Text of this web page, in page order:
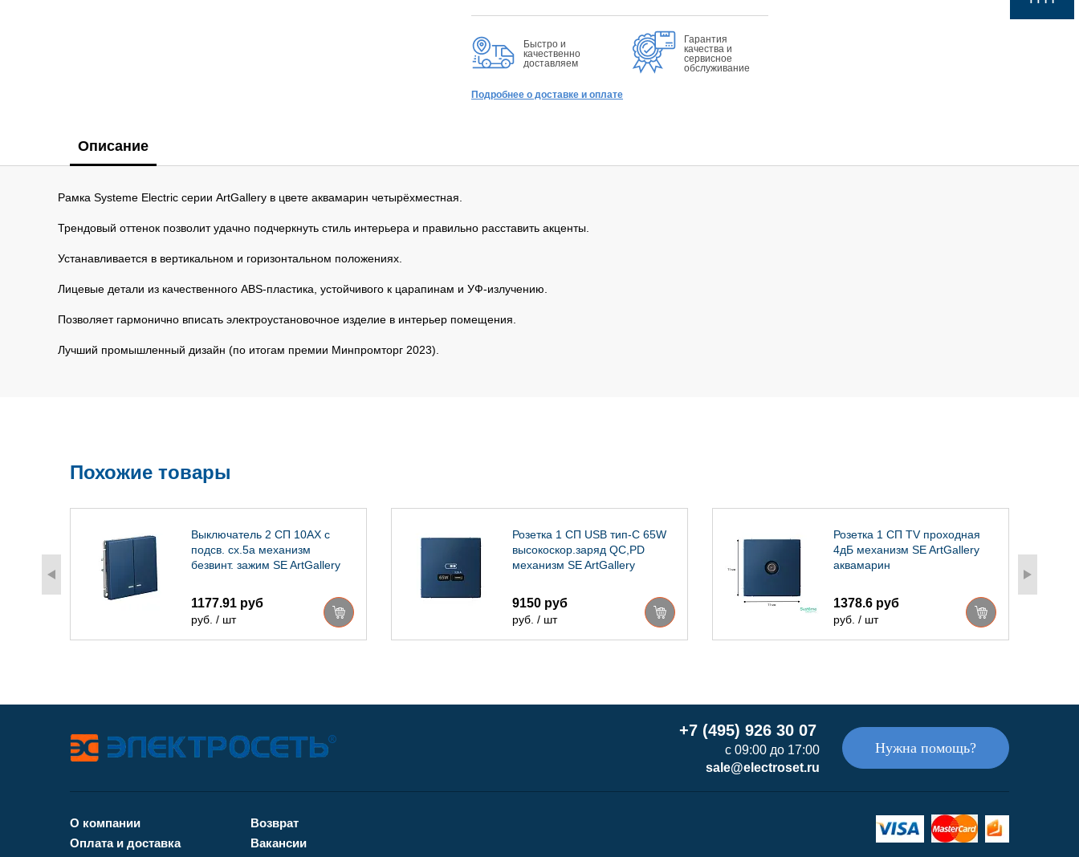
Быстро и
качественно
доставляем
Гарантия
качества и
сервисное
обслуживание
Подробнее о доставке и оплате
Описание
Рамка Systeme Electric серии ArtGallery в цвете аквамарин четырёхместная.
Трендовый оттенок позволит удачно подчеркнуть стиль интерьера и правильно расставить акценты.
Устанавливается в вертикальном и горизонтальном положениях.
Лицевые детали из качественного ABS-пластика, устойчивого к царапинам и УФ-излучению.
Позволяет гармонично вписать электроустановочное изделие в интерьер помещения.
Лучший промышленный дизайн (по итогам премии Минпромторг 2023).
Похожие товары
Выключатель 2 СП 10АХ с
подсв. сх.5а механизм
безвинт. зажим SE ArtGallery
1177.91 руб
руб. / шт
Розетка 1 СП USB тип-С 65W
высокоскор.заряд QC,PD
механизм SE ArtGallery
9150 руб
руб. / шт
Розетка 1 СП TV проходная
4дБ механизм SE ArtGallery
аквамарин
1378.6 руб
руб. / шт
+7 (495) 926 30 07
с 09:00 до 17:00
sale@electroset.ru
Нужна помощь?
О компании
Оплата и доставка
Возврат
Вакансии